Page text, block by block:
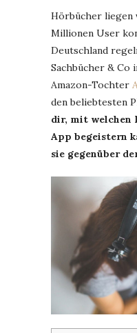
Hörbücher liegen
Millionen User
Deutschland
Sachbücher & Co
Amazon-Tochter
den beliebtesten
dir, mit welchen
App begeistern
sie gegenüber